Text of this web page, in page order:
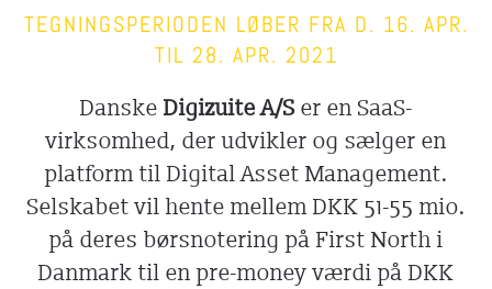
TEGNINGSPERIODEN LØBER FRA D. 16. APR.
TIL 28. APR. 2021
Danske Digizuite A/S er en SaaS-
virksomhed, der udvikler og sælger en
platform til Digital Asset Management.
Selskabet vil hente mellem DKK 51-55 mio.
på deres børsnotering på First North i
Danmark til en pre-money værdi på DKK